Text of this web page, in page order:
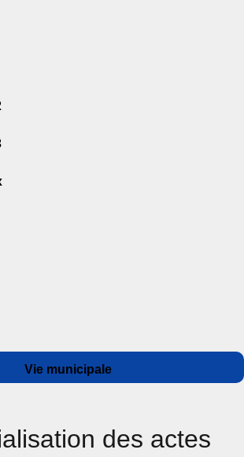
Auteur
Publié
le
Catégories
Vie municipale
des actes